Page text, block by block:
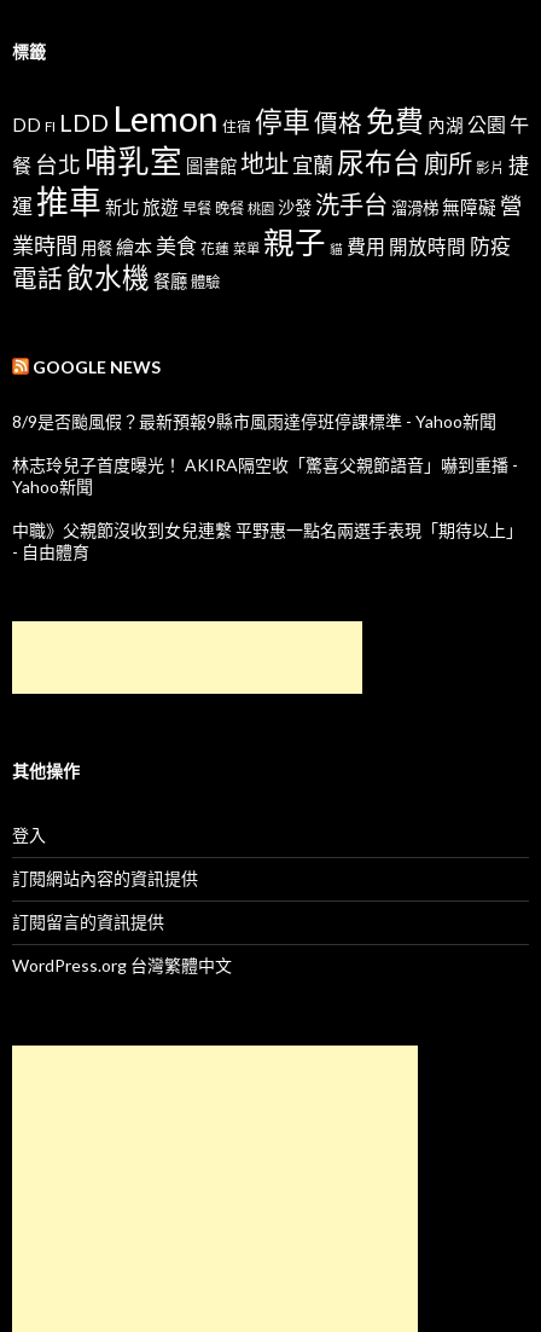
標籤
DD FI LDD Lemon 住宿 停車價格 免費 內湖 公園 午
餐 台北 哺乳室 圖書館地址宜蘭尿布台 廁所 影片 捷
運 推車 新北旅遊 早餐 晚餐 桃園 沙發 洗手台 溜滑梯無障礙 營
業時間 用餐繪本 美食 花蓮 菜單 親子 貓 費用 開放時間 防疫
電話飲水機 餐廳 體驗
GOOGLE NEWS
8/9是否颱風假？最新預報9縣市風雨達停班停課標準 - Yahoo新聞
林志玲兒子首度曝光！ AKIRA隔空收「驚喜父親節語音」嚇到重播 -
Yahoo新聞
中職》父親節沒收到女兒連繫 平野惠一點名兩選手表現「期待以上」
- 自由體育
其他操作
登入
訂閱網站內容的資訊提供
訂閱留言的資訊提供
WordPress.org 台灣繁體中文